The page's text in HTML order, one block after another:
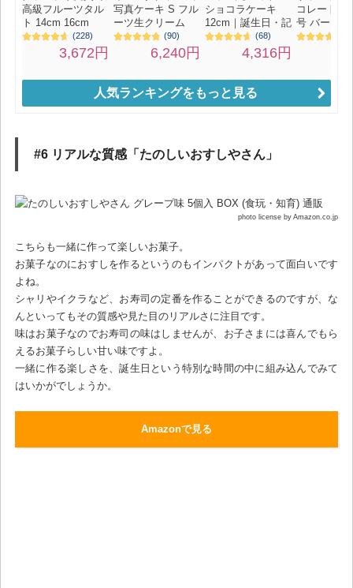
人気ランキングをもっと見る
#6 リアルな質感「たのしいおすしやさん」
photo license by Amazon.co.jp
こちらも一緒に作って楽しいお菓子。
お菓子なのにおすしを作るというのもインパクトがあって面白いです
よね。
シャリやイクラなど、お寿司の定番を作ることができるのですが、な
んといってもその質感や見た目のリアルさに注目です。
味はお菓子なのでお寿司の味はしませんが、お子さまには喜んでもら
えるお菓子らしい甘い味ですよ。
一緒に作る楽しさを、誕生日という特別な時間の中に組み込んでみて
はいかがでしょうか。
Amazonで見る